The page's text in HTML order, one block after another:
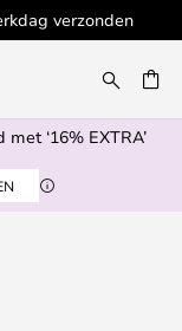
verzonden
‘16% EXTRA’